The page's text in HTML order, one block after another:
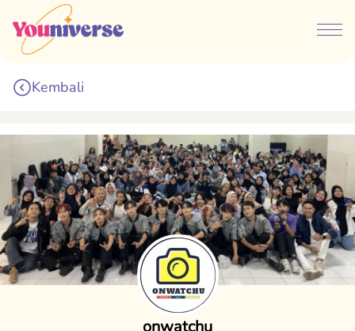
Kembali
onwatchu